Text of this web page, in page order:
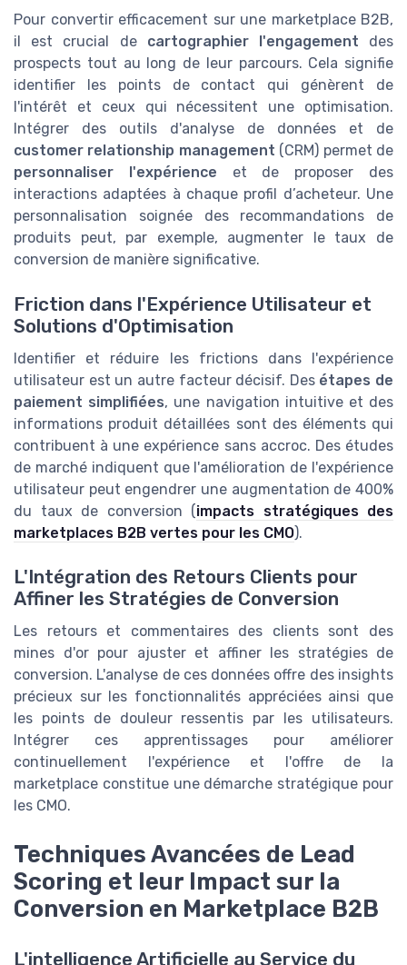
Pour convertir efficacement sur une marketplace B2B,
il est crucial de cartographier l'engagement des
prospects tout au long de leur parcours. Cela signifie
identifier les points de contact qui génèrent de
l'intérêt et ceux qui nécessitent une optimisation.
Intégrer des outils d'analyse de données et de
customer relationship management (CRM) permet de
personnaliser l'expérience et de proposer des
interactions adaptées à chaque profil d’acheteur. Une
personnalisation soignée des recommandations de
produits peut, par exemple, augmenter le taux de
conversion de manière significative.
Friction dans l'Expérience Utilisateur et
Solutions d'Optimisation
Identifier et réduire les frictions dans l'expérience
utilisateur est un autre facteur décisif. Des étapes de
paiement simplifiées, une navigation intuitive et des
informations produit détaillées sont des éléments qui
contribuent à une expérience sans accroc. Des études
de marché indiquent que l'amélioration de l'expérience
utilisateur peut engendrer une augmentation de 400%
du taux de conversion (impacts stratégiques des
marketplaces B2B vertes pour les CMO).
L'Intégration des Retours Clients pour
Affiner les Stratégies de Conversion
Les retours et commentaires des clients sont des
mines d'or pour ajuster et affiner les stratégies de
conversion. L'analyse de ces données offre des insights
précieux sur les fonctionnalités appréciées ainsi que
les points de douleur ressentis par les utilisateurs.
Intégrer ces apprentissages pour améliorer
continuellement l'expérience et l'offre de la
marketplace constitue une démarche stratégique pour
les CMO.
Techniques Avancées de Lead
Scoring et leur Impact sur la
Conversion en Marketplace B2B
L'intelligence Artificielle au Service du